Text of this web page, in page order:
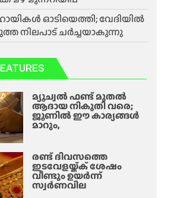
ഓടിയെത്തി; വേദിയിൽ
നിലപാട് ചർച്ചയാകുന്നു
മ്യൂച്വൽ ഫണ്ട് മുതൽ
ആദായ നികുതി വരെ;
ജൂണിൽ ഈ കാര്യങ്ങൾ
മാറും,
രണ്ട് ദിവസത്തെ
ഇടവേളയ്ക്ക് ശേഷം
വീണ്ടും ഉയർന്ന്
സ്വർണവില